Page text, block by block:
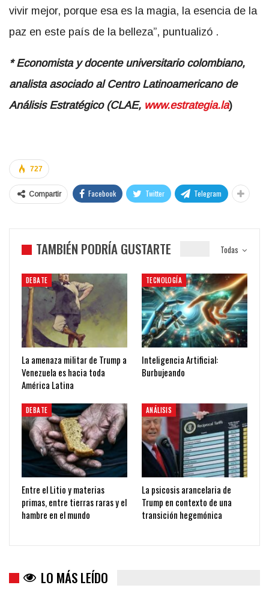
vivir mejor, porque esa es la magia, la esencia de la
paz en este país de la belleza”, puntualizó .
*Economista y docente universitario colombiano,
analista asociado al Centro Latinoamericano de
Análisis Estratégico (CLAE, www.estrategia.la)
727
Compartir Facebook Twitter Telegram
Todas
TAMBIÉN PODRÍA GUSTARTE
DEBATE
La amenaza militar de Trump a
Venezuela es hacia toda
América Latina
TECNOLOGÍA
Inteligencia Artificial:
Burbujeando
DEBATE
Entre el Litio y materias
primas, entre tierras raras y el
hambre en el mundo
ANÁLISIS
La psicosis arancelaria de
Trump en contexto de una
transición hegemónica
LO MÁS LEÍDO